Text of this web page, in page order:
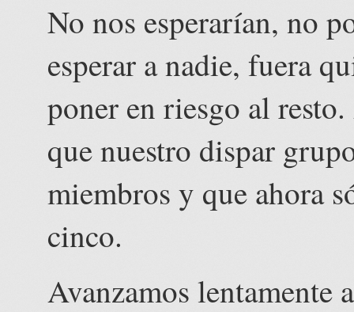
No nos esperarían, no
esperar a nadie, fuera
poner en riesgo al
que nuestro dispar
miembros y que ahora
cinco.
Avanzamos lentamente